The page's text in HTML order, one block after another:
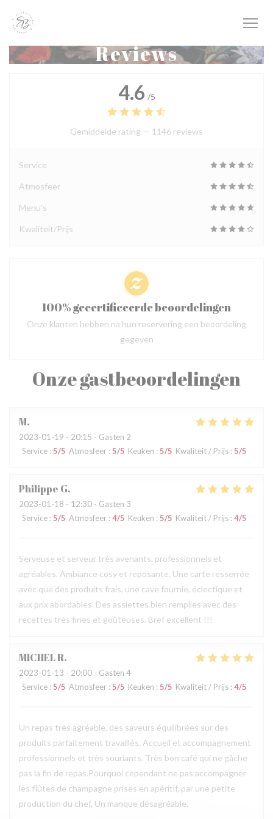
Reviews
Onze gastbeoordelingen
M
2023-01-19 - 20:15 - Gasten 2
Service : 5/5 Atmosfeer : 5/5 Keuken : 5/5 Kwaliteit / Prijs : 5/5
Philippe G
2023-01-18 - 12:30 - Gasten 3
Service : 5/5 Atmosfeer : 4/5 Keuken : 5/5 Kwaliteit / Prijs : 4/5
Serveuse et serveur très avenants, professionnels et
agréables. Ambiance cosy et reposante. Une carte resserrée
avec que des produits frais, une cave fournie, éclectique et
aux prix abordables. Des assiettes bien remplies avec des
recettes très fines et goûteuses. Bref excellent !!!
MICHELR
2023-01-13 - 20:00 - Gasten 4
Service : 5/5 Atmosfeer : 5/5 Keuken : 5/5 Kwaliteit / Prijs : 4/5
Un repas très agréable, des saveurs équilibrées sur des
produits parfaitement travaillés. Accueil et accompagnement
professionnels et très souriants. Très bon café qui ne gâche
pas la fin de repas.Pourquoi cependant ne pas accompagner
les flûtes de champagne prises en apéritif, par une petite
production du chef. Un manque désagréable.
4.6 /5
Gemiddelde rating — 1146 reviews
Service
Atmosfeer
Menu's
Kwaliteit/Prijs
100% gecertificeerde beoordelingen
Onze klanten hebben na hun reservering een beoordeling
gegeven